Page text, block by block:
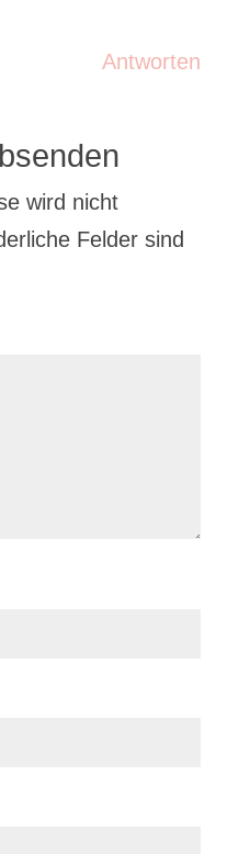
Antworten
wird nicht
Felder sind